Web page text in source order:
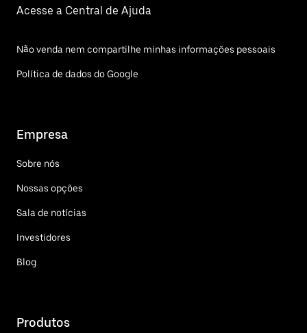
Acesse a Central de Ajuda
Não venda nem compartilhe minhas informações pessoais
Política de dados do Google
Empresa
Sobre nós
Nossas opções
Sala de notícias
Investidores
Blog
Produtos